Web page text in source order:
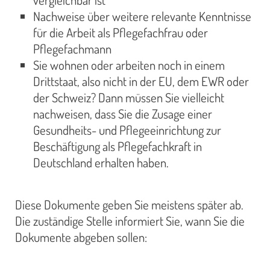
Nachweise über weitere relevante Kenntnisse
für die Arbeit als Pflegefachfrau oder
Pflegefachmann
Sie wohnen oder arbeiten noch in einem
Drittstaat, also nicht in der EU, dem EWR oder
der Schweiz? Dann müssen Sie vielleicht
nachweisen, dass Sie die Zusage einer
Gesundheits- und Pflegeeinrichtung zur
Beschäftigung als Pflegefachkraft in
Deutschland erhalten haben.
Diese Dokumente geben Sie meistens später ab.
Die zuständige Stelle informiert Sie, wann Sie die
Dokumente abgeben sollen: